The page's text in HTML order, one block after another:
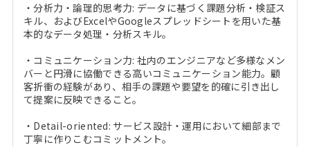
・分析力・論理的思考力: データに基づく課題分析・検証ス
キル、およびExcelやGoogleスプレッドシートを用いた基
本的なデータ処理・分析スキル。
・コミュニケーション力: 社内のエンジニアなど多様なメン
バーと円滑に協働できる高いコミュニケーション能力。顧
客折衝の経験があり、相手の課題や要望を的確に引き出し
て提案に反映できること。
・Detail-oriented: サービス設計・運用において細部まで
丁寧に作りこむコミットメント。